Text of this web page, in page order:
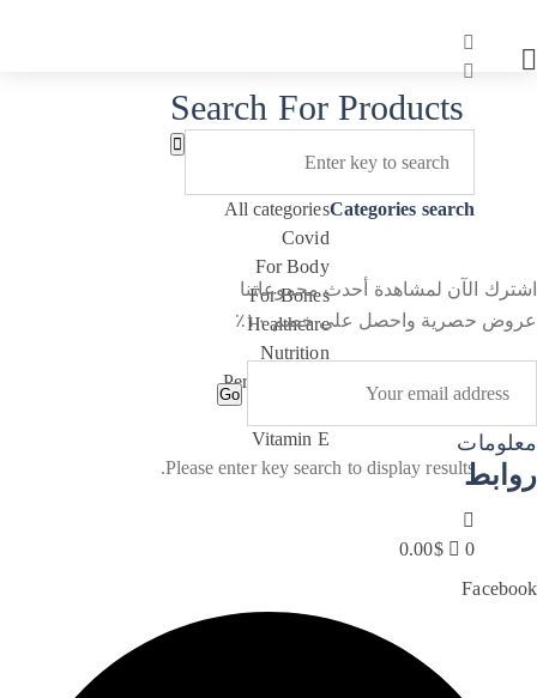
Search For Products
Categories search
All categories
Covid
For Body
For Bones
Healthcare
Nutrition
Personal Care
Vitamin E
Please enter key search to display results.
0
0.00$
اشترك الآن لمشاهدة أحدث مجموعاتنا
عروض حصرية واحصل على خصم ١٠٪
Go
معلومات
روابط
Facebook